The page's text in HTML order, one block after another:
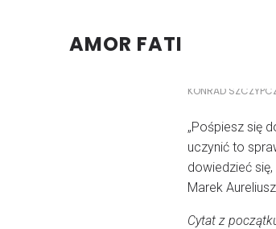
AMOR FATI
KONRAD
„Pośpiesz się
uczynić to
dowiedzieć
Marek
Cytat z